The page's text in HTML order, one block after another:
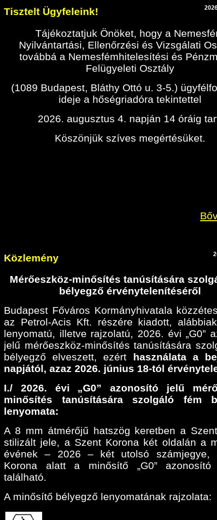
Tisztelt Ügyfeleink!
Tájékoztatjuk Önöket, hogy a
Nyilvántartási, Ellenőrzési és Vizsgálati
továbbá a Nemesfémhitelesítési és
Felügyeleti Osztály
(1089 Budapest, Bláthy Ottó u. 3-5.)
ideje a hőségriadóra tekintettel
2026. augusztus 4. napján 14 óráig
Köszönjük szíves megértésüket.
Közlemény
Mérőeszköz-minősítés tanúsítására
bélyegző érvénytelenítéséről
Budapest Főváros Kormányhivatala
az Petrol-Acis Kft. részére kiadott,
lenyomatú, illetve rajzolatú, 2026. évi „G0”
jelű mérőeszköz-minősítés tanúsítására
bélyegző elveszett, ezért használata a
napjától, azaz 2026. június 18-tól
I./ 2026. évi „G0” azonosító jelű
minősítés tanúsítására szolgáló fém
lenyomata:
A 8 mm átmérőjű hatszög keretben a
stilizált jele, a Szent Korona két oldalán a
évének – 2026 – két utolsó számjegye,
Korona alatt a minősítő „G0” azonosító
található.
A minősítő bélyegző lenyomatának rajzolata: